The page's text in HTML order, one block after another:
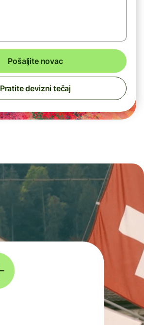
Pošaljite novac
Pratite devizni tečaj